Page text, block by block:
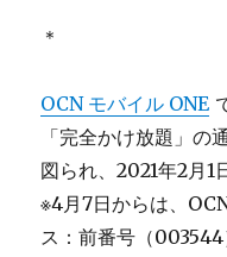
＊
OCN モバイル ONE
「完全かけ放題」の
図られ、2021年2月1
※4月7日からは、
ス：前番号（